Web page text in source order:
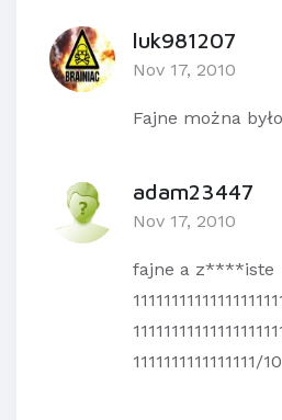
luk981207
Nov 17, 2010
Fajne można
adam23447
Nov 17, 2010
fajne a z****iste
1111111111111111/10